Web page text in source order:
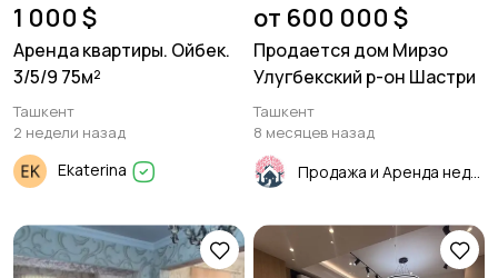
1 000 $
Аренда квартиры. Ойбек.
3/5/9 75м²
Ташкент
2 недели назад
Ekaterina
от 600 000 $
Продается дом Мирзо
Улугбекский р-он Шастри
Ташкент
8 месяцев назад